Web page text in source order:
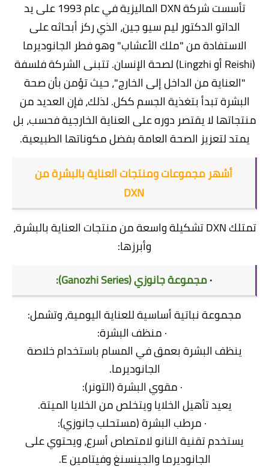
تأسست شركة DXN الماليزية في عام 1993 على يد
الداتو الدكتور ليم سيو جين، الذي ركز أبحاثه على
الاستفادة من "ملك الأعشاب" وهو فطر الجانوديرما
(Reishi أو Lingzhi) لصحة الإنسان. تتبنى الشركة فلسفة
"العناية من الداخل إلى الخارج"، حيث تؤمن بأن صحة
البشرة تبدأ بتغذية الجسم ككل. لذلك، فإن العديد من
منتجاتها لا يقتصر دوره على العناية الخارجية فحسب، بل
يمتد لتعزيز الصحة العامة بفضل مكوناتها الطبيعية.
أشهر مجموعات ومنتجات العناية بالبشرة من
DXN
تمتلك DXN تشكيلة واسعة من منتجات العناية بالبشرة،
وأبرزها:
·مجموعة جانوزي (Ganozhi Series):
مجموعة نباتية أساسية للعناية اليومية، وتشمل:
· منظف البشرة:
ينظف البشرة بعمق في المسام باستخدام خلاصة
الجانوديرما.
· مقوي البشرة (التونر):
يعيد تأهيل الخلايا ويتخلص من الخلايا الميتة.
· مرطب البشرة (مستحلب جانوزي):
يستخدم تقنية النانو لامتصاص أسرع، ويحتوي على
الجانوديرما والجينسنغ وفيتامين E.